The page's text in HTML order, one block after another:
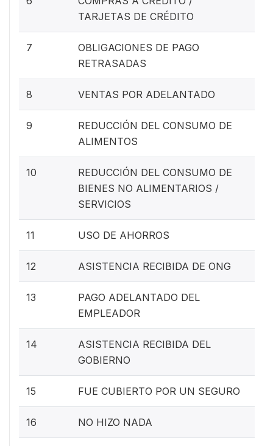
TARJETAS DE CRÉDITO
7
OBLIGACIONES DE PAGO
RETRASADAS
8 VENTAS POR ADELANTADO
9
REDUCCIÓN DEL CONSUMO DE
ALIMENTOS
10
REDUCCIÓN DEL CONSUMO DE
BIENES NO ALIMENTARIOS /
SERVICIOS
11 USO DE AHORROS
12 ASISTENCIA RECIBIDA DE ONG
13
PAGO ADELANTADO DEL
EMPLEADOR
14
ASISTENCIA RECIBIDA DEL
GOBIERNO
15 FUE CUBIERTO POR UN SEGURO
16 NO HIZO NADA